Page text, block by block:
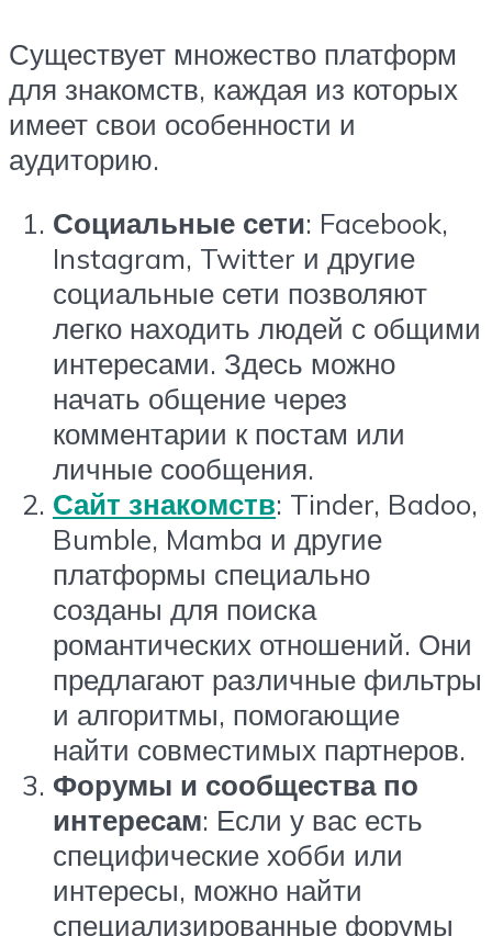
Существует множество платформ
для знакомств, каждая из которых
имеет свои особенности и
аудиторию.
Социальные сети: Facebook,
Instagram, Twitter и другие
социальные сети позволяют
легко находить людей с общими
интересами. Здесь можно
начать общение через
комментарии к постам или
личные сообщения.
Сайт знакомств: Tinder, Badoo,
Bumble, Mamba и другие
платформы специально
созданы для поиска
романтических отношений. Они
предлагают различные фильтры
и алгоритмы, помогающие
найти совместимых партнеров.
Форумы и сообщества по
интересам: Если у вас есть
специфические хобби или
интересы, можно найти
специализированные форумы